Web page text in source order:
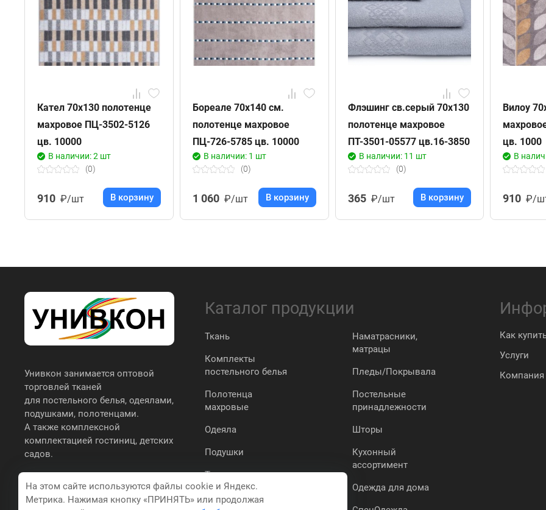
Кател 70х130 полотенце
махровое ПЦ-3502-5126
цв. 10000
В наличии: 2 шт
(0)
910 ₽/шт В корзину
Бореале 70х140 см.
полотенце махровое
ПЦ-726-5785 цв. 10000
В наличии: 1 шт
(0)
1 060 ₽/шт В корзину
Флэшинг св.серый 70х130
полотенце махровое
ПТ-3501-05577 цв.16-3850
В наличии: 11 шт
(0)
365 ₽/шт В корзину
Вилоу
цв. 1000
В
910 ₽/
Унивкон занимается оптовой
торговлей тканей
для постельного белья, одеялами,
подушками, полотенцами.
А также комплексной
комплектацией гостиниц, детских
садов.
Каталог продукции
Ткань
Комплекты
постельного белья
Полотенца
махровые
Одеяла
Подушки
Трикотаж
простыни,
наволочки,
Наматрасники,
матрацы
Пледы/Покрывала
Постельные
принадлежности
Шторы
Кухонный
ассортимент
Одежда для дома
Как
Услуги
Компания
На этом сайте используются файлы cookie и Яндекс.
Метрика. Нажимая кнопку «ПРИНЯТЬ» или продолжая